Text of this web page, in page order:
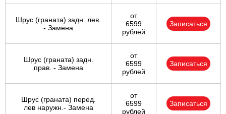
Шрус (граната) задн. лев.
- Замена
от
6599
рублей
Записаться
Шрус (граната) задн.
прав. - Замена
от
6599
рублей
Записаться
Шрус (граната) перед.
лев наружн.- Замена
от
6599
рублей
Записаться